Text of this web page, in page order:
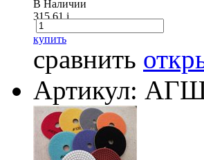
В Наличии
315.61i
купить
сравнить
Артикул: